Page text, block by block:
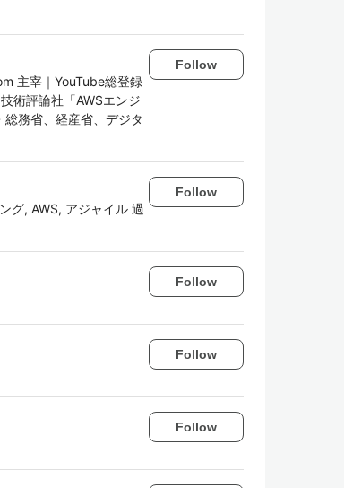
主宰｜YouTube総登録
術評論社「AWSエンジ
務省、経産省、デジタ
Follow
グ, AWS, アジャイル 過
Follow
Follow
Follow
Follow